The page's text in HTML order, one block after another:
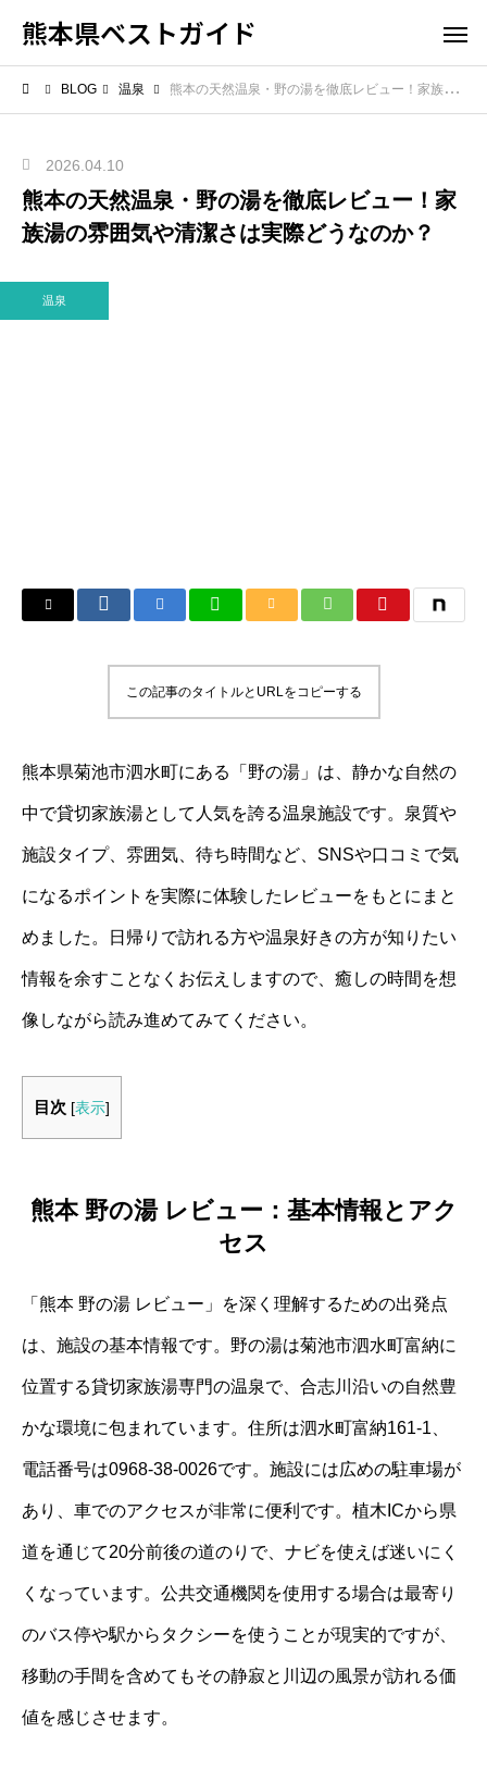
熊本県ベストガイド
BLOG 温泉 熊本の天然温泉・野の湯を徹底レビュー！家族湯の雰囲気や清潔さは実際どうなのか？
2026.04.10
熊本の天然温泉・野の湯を徹底レビュー！家
族湯の雰囲気や清潔さは実際どうなのか？
温泉
この記事のタイトルとURLをコピーする
熊本県菊池市泗水町にある「野の湯」は、静かな自然の
中で貸切家族湯として人気を誇る温泉施設です。泉質や
施設タイプ、雰囲気、待ち時間など、SNSや口コミで気
になるポイントを実際に体験したレビューをもとにまと
めました。日帰りで訪れる方や温泉好きの方が知りたい
情報を余すことなくお伝えしますので、癒しの時間を想
像しながら読み進めてみてください。
目次 [表示]
熊本 野の湯 レビュー：基本情報とアク
セス
「熊本 野の湯 レビュー」を深く理解するための出発点
は、施設の基本情報です。野の湯は菊池市泗水町富納に
位置する貸切家族湯専門の温泉で、合志川沿いの自然豊
かな環境に包まれています。住所は泗水町富納161-1、
電話番号は0968-38-0026です。施設には広めの駐車場が
あり、車でのアクセスが非常に便利です。植木ICから県
道を通じて20分前後の道のりで、ナビを使えば迷いにく
くなっています。公共交通機関を使用する場合は最寄り
のバス停や駅からタクシーを使うことが現実的ですが、
移動の手間を含めてもその静寂と川辺の風景が訪れる価
値を感じさせます。